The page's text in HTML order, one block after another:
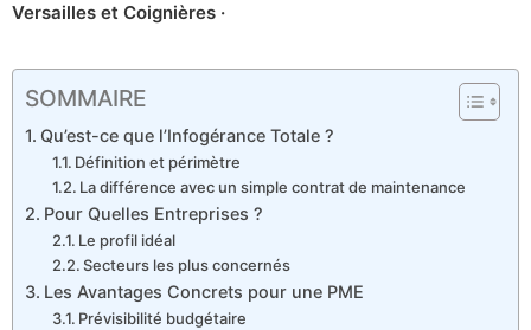
Versailles et Coignières ·
SOMMAIRE
Qu’est-ce que l’Infogérance Totale ?
Définition et périmètre
La différence avec un simple contrat de maintenance
Pour Quelles Entreprises ?
Le profil idéal
Secteurs les plus concernés
Les Avantages Concrets pour une PME
Prévisibilité budgétaire